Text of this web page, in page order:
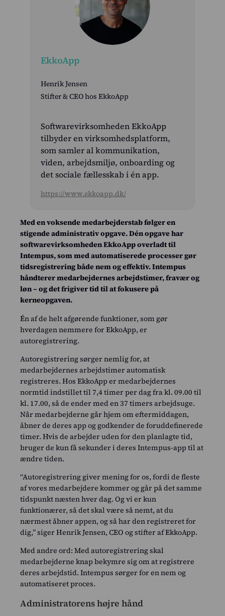
Kundecases
Om os
Kontakt
Log ind
Intempus Web
Log ind på din konto
(Gammelt design)
EkkoApp
Henrik Jensen
Stifter & CEO hos EkkoApp
Softwarevirksomheden EkkoApp
tilbyder en virksomhedsplatform,
som samler al kommunikation,
viden, arbejdsmiljø, onboarding og
det sociale fællesskab i én app.
https://www.ekkoapp.dk/
Med en voksende medarbejderstab følger en
stigende administrativ opgave. Dén opgave har
softwarevirksomheden EkkoApp overladt til
Intempus, som med automatiserede processer gør
tidsregistrering både nem og effektiv. Intempus
håndterer medarbejdernes arbejdstimer, fravær og
løn – og det frigiver tid til at fokusere på
kerneopgaven.
Én af de helt afgørende funktioner, som gør
hverdagen nemmere for EkkoApp, er
autoregistrering.
Autoregistrering sørger nemlig for, at
medarbejdernes arbejdstimer automatisk
registreres. Hos EkkoApp er medarbejdernes
normtid indstillet til 7,4 timer per dag fra kl. 09.00 til
kl. 17.00, så de ender med en 37 timers arbejdsuge.
Når medarbejderne går hjem om eftermiddagen,
åbner de deres app og godkender de foruddefinerede
timer. Hvis de arbejder uden for den planlagte tid,
bruger de kun få sekunder i deres Intempus-app til at
ændre tiden.
“Autoregistrering giver mening for os, fordi de fleste
af vores medarbejdere kommer og går på det samme
tidspunkt næsten hver dag. Og vi er kun
funktionærer, så det skal være så nemt, at du
nærmest åbner appen, og så har den registreret for
dig,” siger Henrik Jensen, CEO og stifter af EkkoApp.
Med andre ord: Med autoregistrering skal
medarbejderne knap bekymre sig om at registrere
deres arbejdstid. Intempus sørger for en nem og
automatiseret proces.
Administratorens højre hånd